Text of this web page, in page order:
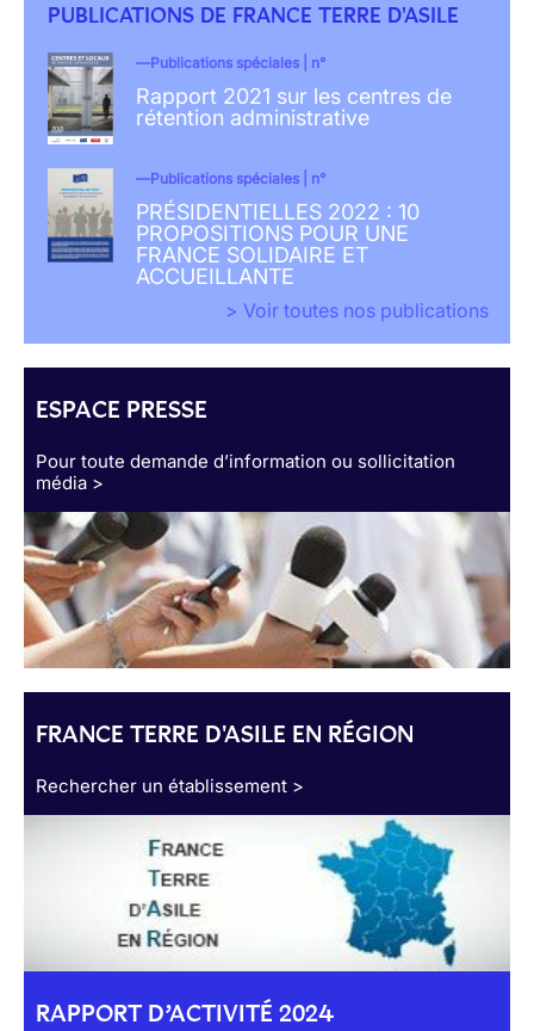
PUBLICATIONS DE FRANCE TERRE D'ASILE
Publications spéciales | n°
Rapport 2021 sur les centres de
rétention administrative
Publications spéciales | n°
PRÉSIDENTIELLES 2022 : 10
PROPOSITIONS POUR UNE
FRANCE SOLIDAIRE ET
ACCUEILLANTE
> Voir toutes nos publications
ESPACE PRESSE
Pour toute demande d’information ou sollicitation
média >
FRANCE TERRE D'ASILE EN RÉGION
Rechercher un établissement >
RAPPORT D’ACTIVITÉ 2024